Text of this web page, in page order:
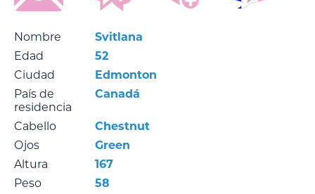
Nombre
Svitlana
Edad
52
Ciudad
Edmonton
País de
residencia
Canadá
Cabello
Chestnut
Ojos
Green
Altura
167
Peso
58